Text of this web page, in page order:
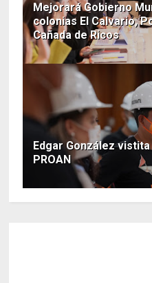
Mejorará Gobierno
colonias El Calvario,
Cañada de Ricos
Edgar González
PROAN